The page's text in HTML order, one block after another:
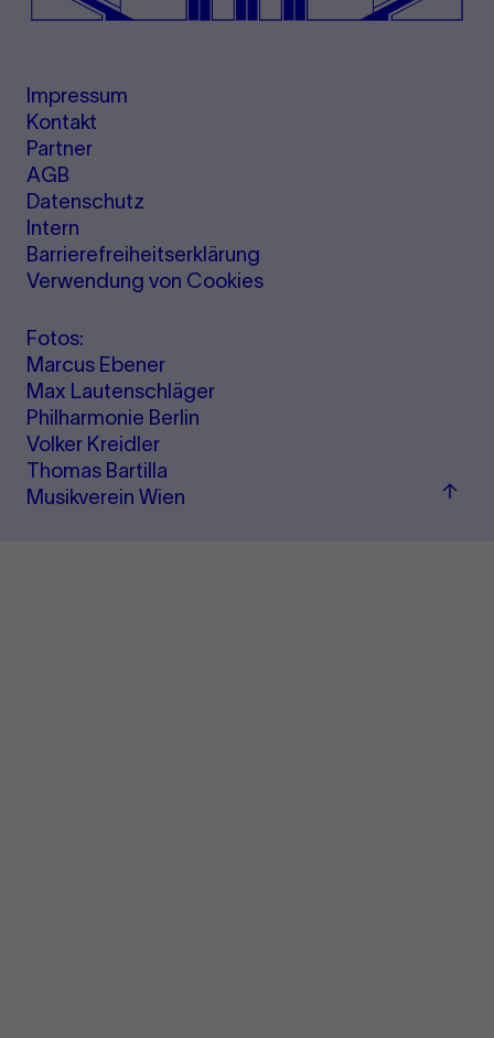
Impressum
Kontakt
Partner
AGB
Datenschutz
Intern
Barrierefreiheitserklärung
Verwendung von Cookies
Fotos:
Marcus Ebener
Max Lautenschläger
Philharmonie Berlin
Volker Kreidler
Thomas Bartilla
Musikverein Wien
Zum